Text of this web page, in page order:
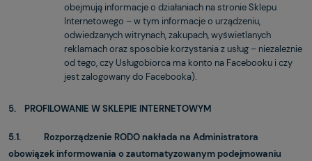
obejmują informacje o działaniach na stronie Sklepu
Internetowego – w tym informacje o urządzeniu,
odwiedzanych witrynach, zakupach, wyświetlanych
reklamach oraz sposobie korzystania z usług – niezależnie
od tego, czy Usługobiorca ma konto na Facebooku i czy
jest zalogowany do Facebooka).
5. PROFILOWANIE W SKLEPIE INTERNETOWYM
5.1. Rozporządzenie RODO nakłada na Administratora
obowiązek informowania o zautomatyzowanym podejmowaniu